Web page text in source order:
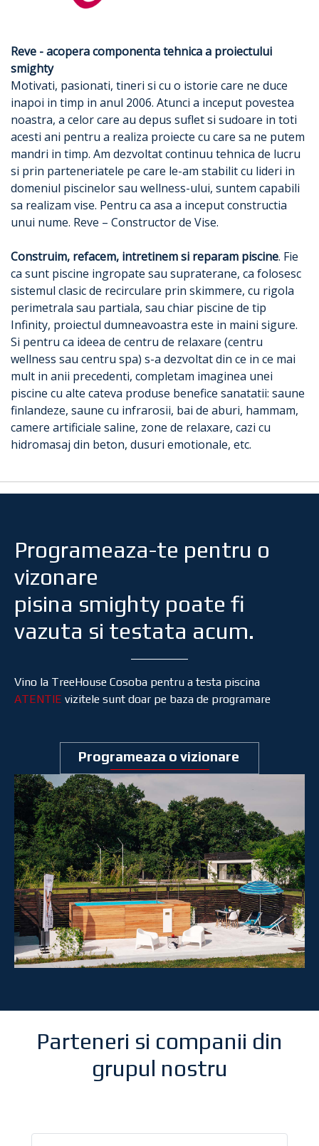
Reve - acopera componenta tehnica a proiectului
smighty
Motivati, pasionati, tineri si cu o istorie care ne duce
inapoi in timp in anul 2006. Atunci a inceput povestea
noastra, a celor care au depus suflet si sudoare in toti
acesti ani pentru a realiza proiecte cu care sa ne putem
mandri in timp. Am dezvoltat continuu tehnica de lucru
si prin parteneriatele pe care le-am stabilit cu lideri in
domeniul piscinelor sau wellness-ului, suntem capabili
sa realizam vise. Pentru ca asa a inceput constructia
unui nume. Reve – Constructor de Vise.
Construim, refacem, intretinem si reparam piscine. Fie
ca sunt piscine ingropate sau supraterane, ca folosesc
sistemul clasic de recirculare prin skimmere, cu rigola
perimetrala sau partiala, sau chiar piscine de tip
Infinity, proiectul dumneavoastra este in maini sigure.
Si pentru ca ideea de centru de relaxare (centru
wellness sau centru spa) s-a dezvoltat din ce in ce mai
mult in anii precedenti, completam imaginea unei
piscine cu alte cateva produse benefice sanatatii: saune
finlandeze, saune cu infrarosii, bai de aburi, hammam,
camere artificiale saline, zone de relaxare, cazi cu
hidromasaj din beton, dusuri emotionale, etc.
Programeaza-te pentru o
vizonare
pisina smighty poate fi
vazuta si testata acum.
Vino la TreeHouse Cosoba pentru a testa piscina
ATENTIE vizitele sunt doar pe baza de programare
Programeaza o vizionare
Parteneri si companii din
grupul nostru